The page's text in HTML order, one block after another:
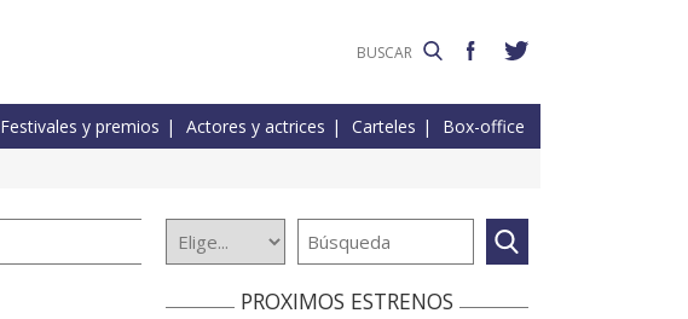
Festivales y premios Actores y actrices Carteles Box-office
PROXIMOS ESTRENOS